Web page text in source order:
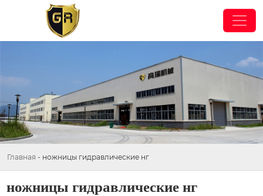
Главная - ножницы гидравлические нг
ножницы гидравлические нг